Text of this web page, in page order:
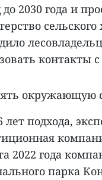
2030 года и
сельского
контакты
окружающую
лет подхода,
2022 года
парка